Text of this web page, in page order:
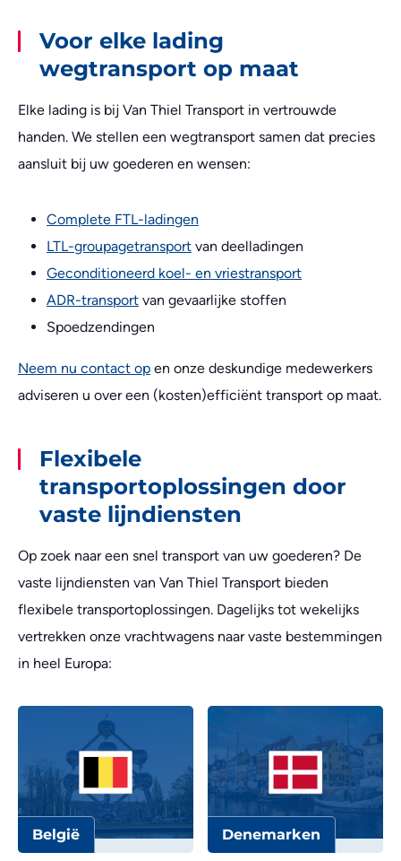
Voor elke lading
wegtransport op maat
Elke lading is bij Van Thiel Transport in vertrouwde
handen. We stellen een wegtransport samen dat precies
aansluit bij uw goederen en wensen:
Complete FTL-ladingen
LTL-groupagetransport van deelladingen
Geconditioneerd koel- en vriestransport
ADR-transport van gevaarlijke stoffen
Spoedzendingen
Neem nu contact op en onze deskundige medewerkers
adviseren u over een (kosten)efficiënt transport op maat.
Flexibele
transportoplossingen door
vaste lijndiensten
Op zoek naar een snel transport van uw goederen? De
vaste lijndiensten van Van Thiel Transport bieden
flexibele transportoplossingen. Dagelijks tot wekelijks
vertrekken onze vrachtwagens naar vaste bestemmingen
in heel Europa:
België Denemarken